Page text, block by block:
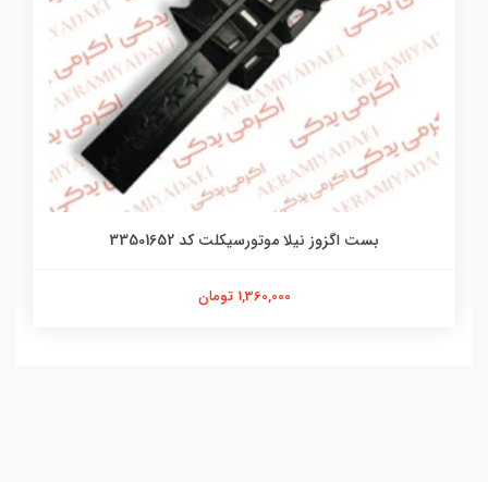
بست اگزوز نیلا موتورسیکلت کد 33501652
1,360,000 تومان